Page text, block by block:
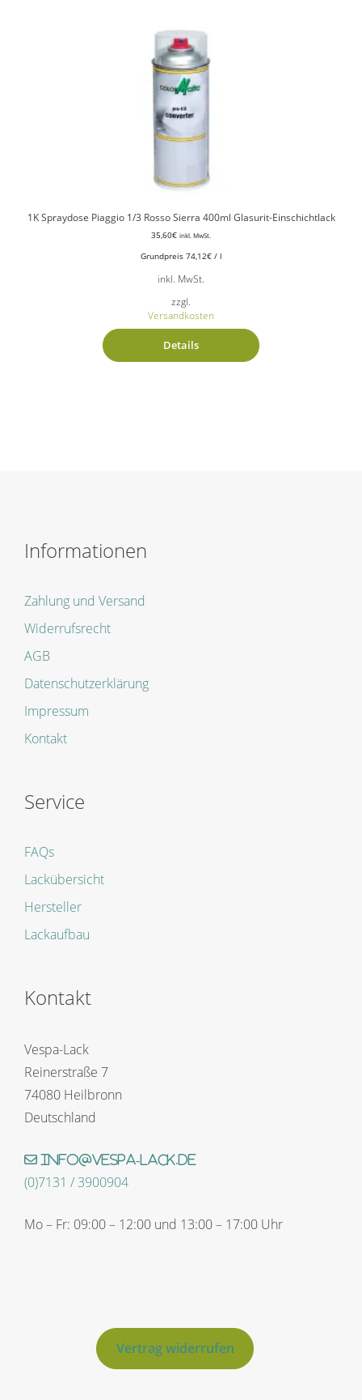
1K Spraydose Piaggio 1/3 Rosso Sierra 400ml Glasurit-Einschichtlack
35,60€ inkl. MwSt.
Grundpreis 74,12€/ l
inkl. MwSt.
zzgl.
Versandkosten
Details
Informationen
Zahlung und Versand
Widerrufsrecht
AGB
Datenschutzerklärung
Impressum
Kontakt
Service
FAQs
Lackübersicht
Hersteller
Lackaufbau
Kontakt
Vespa-Lack
Reinerstraße 7
74080 Heilbronn
Deutschland
info@vespa-lack.de
(0)7131 / 3900904
Mo – Fr: 09:00 – 12:00 und 13:00 – 17:00 Uhr
Vertrag widerrufen